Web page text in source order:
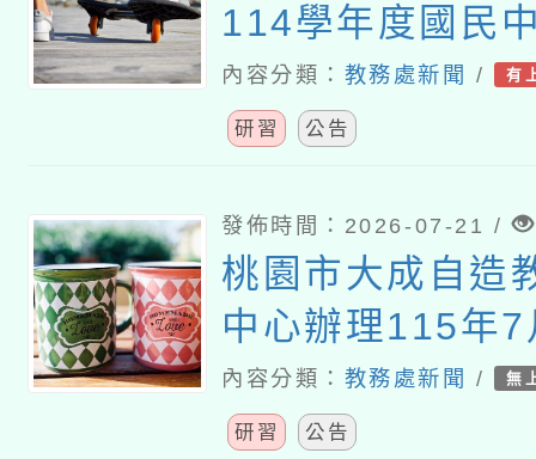
114學年度國民
語文（客語文）
師認證計畫」
內容分類： 教務處新聞 / 有
研習 公告
發佈時間：2026-07-21 /
桃園市大成自造
中心辦理115年
習
內容分類： 教務處新聞 / 無
研習 公告